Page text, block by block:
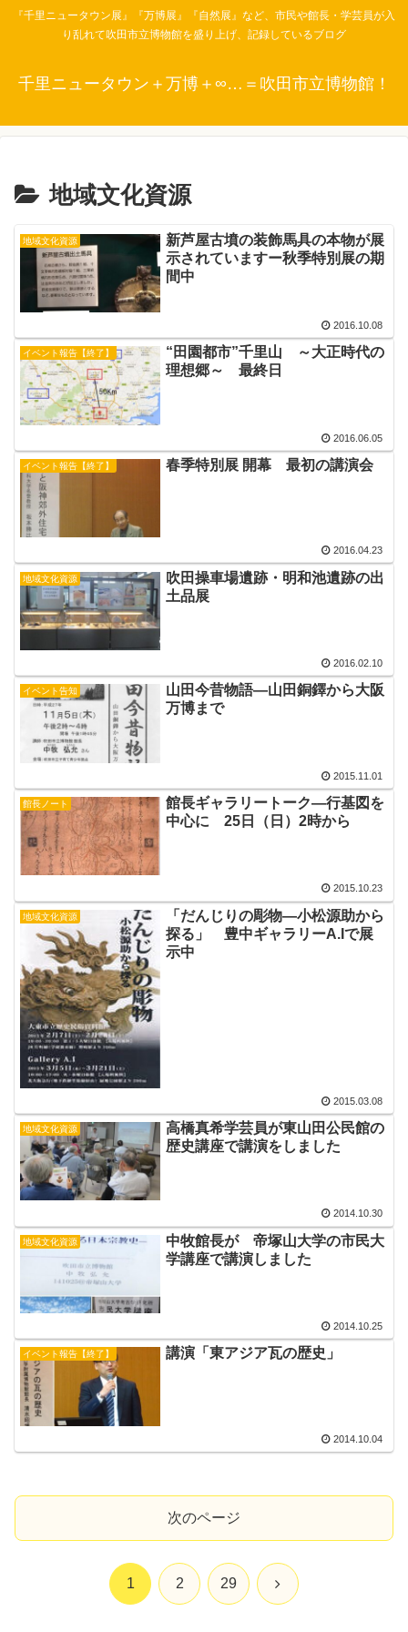
『千里ニュータウン展』『万博展』『自然展』など、市民や館長・学芸員が入
り乱れて吹田市立博物館を盛り上げ、記録しているブログ
千里ニュータウン＋万博＋∞…＝吹田市立博物館！
地域文化資源
地域文化資源
新芦屋古墳の装飾馬具の本物が展
示されていますー秋季特別展の期
間中
2016.10.08
イベント報告【終了】
“田園都市”千里山 ～大正時代の
理想郷～ 最終日
2016.06.05
イベント報告【終了】 春季特別展 開幕 最初の講演会
2016.04.23
地域文化資源
吹田操車場遺跡・明和池遺跡の出
土品展
2016.02.10
イベント告知
山田今昔物語―山田銅鐸から大阪
万博まで
2015.11.01
館長ノート
館長ギャラリートーク―行基図を
中心に 25日（日）2時から
2015.10.23
地域文化資源
「だんじりの彫物―小松源助から
探る」 豊中ギャラリーA.Iで展
示中
2015.03.08
地域文化資源
高橋真希学芸員が東山田公民館の
歴史講座で講演をしました
2014.10.30
地域文化資源
中牧館長が 帝塚山大学の市民大
学講座で講演しました
2014.10.25
イベント報告【終了】 講演「東アジア瓦の歴史」
2014.10.04
次のページ
1 2 29 次